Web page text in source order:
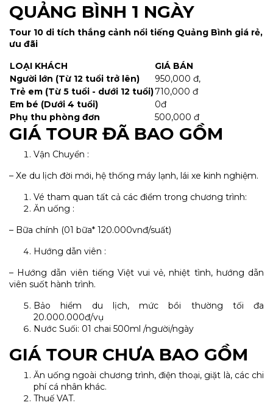
QUẢNG BÌNH 1 NGÀY
Tour 10 di tích thắng cảnh nổi tiếng Quảng Bình giá rẻ,
ưu đãi
LOẠI KHÁCH
GIÁ BÁN
Người lớn (Từ 12 tuổi trở lên)
950,000 đ,
Trẻ em (Từ 5 tuổi - dưới 12 tuổi)710,000 đ
Em bé (Dưới 4 tuổi)
0đ
Phụ thu phòng đơn
500,000 đ
GIÁ TOUR ĐÃ BAO GỒM
Vận Chuyển :
– Xe du lịch đời mới, hệ thống máy lạnh, lái xe kinh nghiệm.
Vé tham quan tất cả các điểm trong chương trình:
Ăn uống :
– Bữa chính (01 bữa* 120.000vnđ/suất)
Hướng dẫn viên :
– Hướng dẫn viên tiếng Việt vui vẻ, nhiệt tình, hướng dẫn
viên suốt hành trình.
Bảo hiểm du lịch, mức bồi thường tối đa
20.000.000đ/vụ
Nước Suối: 01 chai 500ml /người/ngày
GIÁ TOUR CHƯA BAO GỒM
Ăn uống ngoài chương trình, điện thoại, giặt là, các chi
phí cá nhân khác.
Thuế VAT.